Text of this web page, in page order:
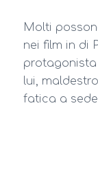
Molti
nei film in di
lui,
fatica a